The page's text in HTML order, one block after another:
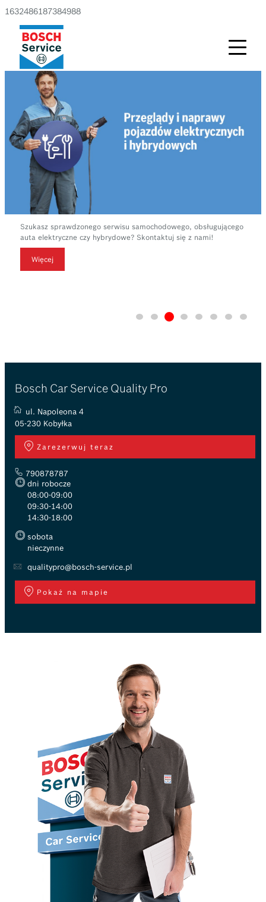
1632486187384988
Szukasz sprawdzonego serwisu samochodowego, obsługującego
auta elektryczne czy hybrydowe? Skontaktuj się z nami!
Więcej
Bosch Car Service Quality Pro
ul. Napoleona 4
05-230 Kobyłka
Zarezerwuj teraz
790878787
dni robocze
08:00-09:00
09:30-14:00
14:30-18:00
sobota
nieczynne
qualitypro@bosch-service.pl
Pokaż na mapie